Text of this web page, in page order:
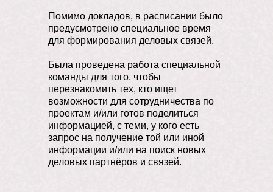
Помимо докладов, в расписании было
предусмотрено специальное время
для формирования деловых связей.
Была проведена работа специальной
команды для того, чтобы
перезнакомить тех, кто ищет
возможности для сотрудничества по
проектам и/или готов поделиться
информацией, с теми, у кого есть
запрос на получение той или иной
информации и/или на поиск новых
деловых партнёров и связей.